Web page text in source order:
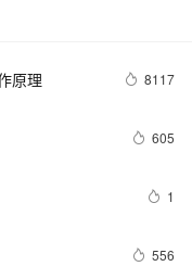
原理 8117
605
1
556